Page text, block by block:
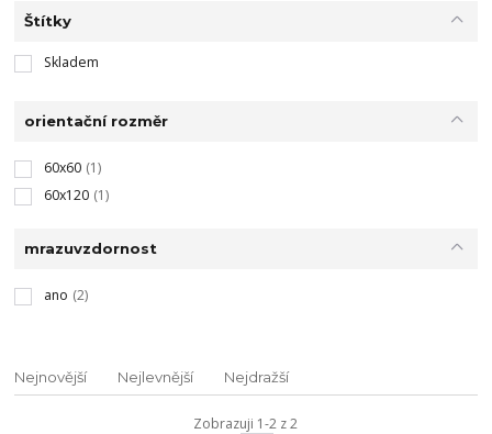
Štítky
Skladem
orientační rozměr
60x60 (1)
60x120 (1)
mrazuvzdornost
ano (2)
Nejnovější Nejlevnější Nejdražší
Zobrazuji 1-2 z 2